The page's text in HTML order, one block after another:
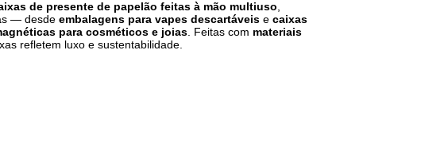
de presente de papelão feitas à mão multiuso
— desde embalagens para vapes descartáveis e caixas
para cosméticos e joias . Feitas com materiais
refletem luxo e sustentabilidade.